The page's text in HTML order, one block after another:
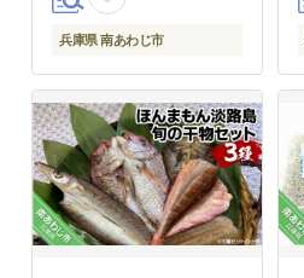
兵庫県 南あわじ市